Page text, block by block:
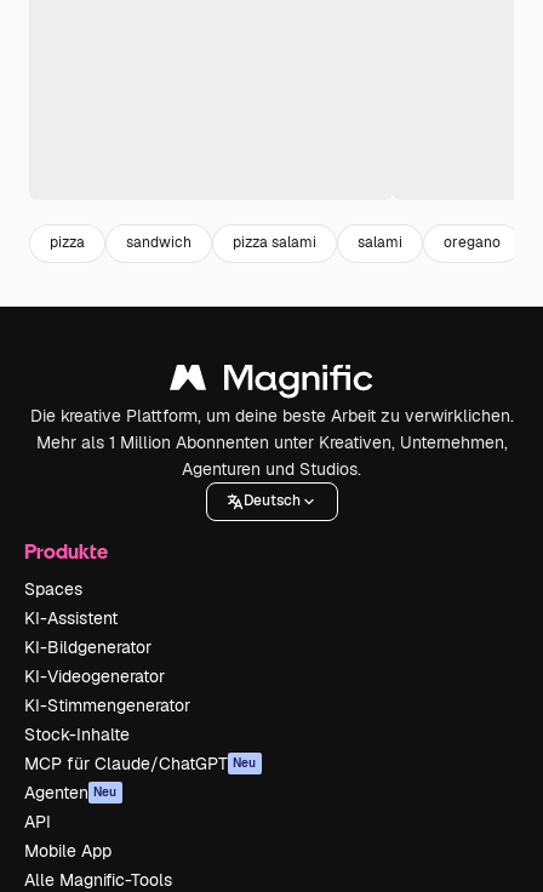
pizza sandwich pizza salami salami oregano
Die kreative Plattform, um deine beste Arbeit zu verwirklichen.
Mehr als 1 Million Abonnenten unter Kreativen, Unternehmen,
Agenturen und Studios.
Deutsch
Produkte
Spaces
KI-Assistent
KI-Bildgenerator
KI-Videogenerator
KI-Stimmengenerator
Stock-Inhalte
MCP für Claude/ChatGPT Neu
Agenten Neu
API
Mobile App
Alle Magnific-Tools